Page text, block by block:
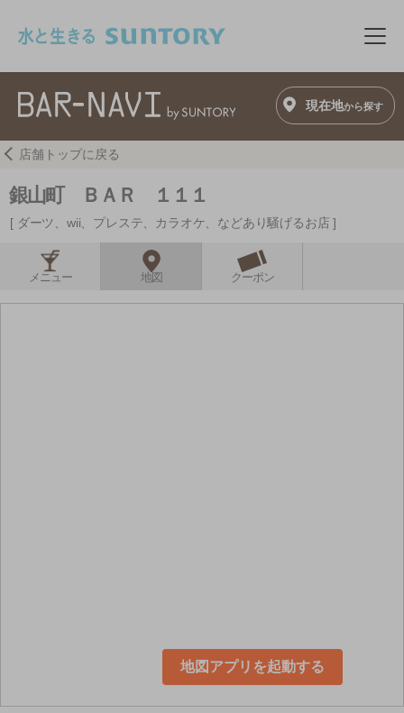
メ
現在地から探す
店舗トップに戻る
銀山町 ＢＡＲ １１１
ダーツ、wii、プレステ、カラオケ、などあり騒げるお店
メニュー 地図 クーポン
地図アプリを起動する